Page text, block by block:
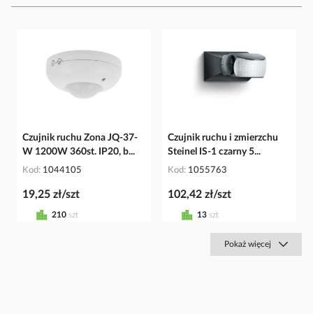
Czujnik ruchu Zona JQ-37-
W 1200W 360st. IP20, b...
Kod 1044105
19,25 zł/szt
210 szt
Czujnik ruchu i zmierzchu
Steinel IS-1 czarny 5...
Kod 1055763
102,42 zł/szt
13 szt
Pokaż więcej